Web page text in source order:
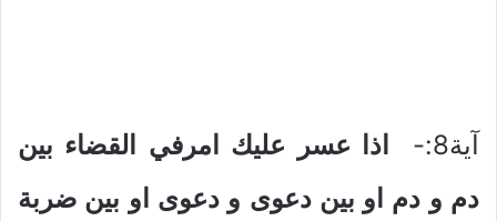
آية8:-
اذا عسر عليك امرفي القضاء بين
دم و دم او بين دعوى و دعوى او بين ضربة